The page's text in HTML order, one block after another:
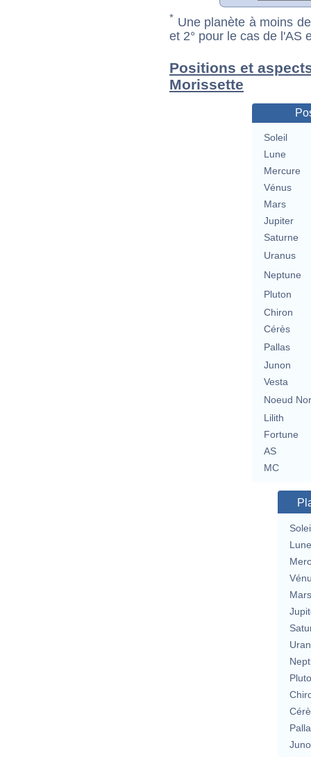
* Une planète à moins
et 2° pour le cas de l'AS
Positions et
Morissette
Soleil
Lune
Mercure
Vénus
Mars
Jupiter
Saturne
Uranus
Neptune
Pluton
Chiron
Cérès
Pallas
Junon
Vesta
Noeud
Lilith
Fortune
AS
MC
Lune
Mars